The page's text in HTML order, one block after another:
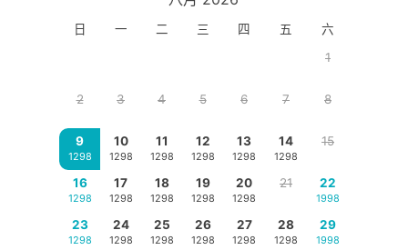
日 一 二 三 四 五
六
1
2 3 4 5 6 7 8
9
1298
10
1298
11
1298
12
1298
13
1298
14
1298
15
16
1298
17
1298
18
1298
19
1298
20
1298
21 22
1998
23
1298
24
1298
25
1298
26
1298
27
1298
28
1298
29
1998